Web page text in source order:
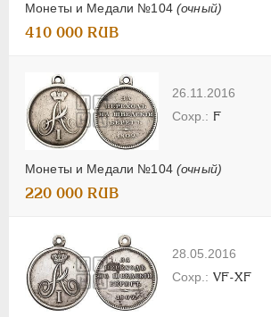
Монеты и Медали №104 (очный)
410 000 RUB
26.11.2016
Монеты и Медали №104 (очный)
F
220 000 RUB
28.05.2016
VF-XF